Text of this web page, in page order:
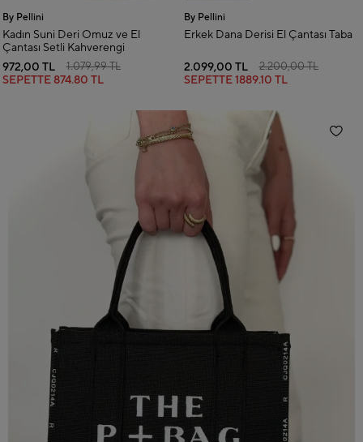
By Pellini
Kadın Suni Deri Omuz ve El
Çantası Setli Kahverengi
972,00 TL
1.079,99 TL
SEPETTE 874.80 TL
By Pellini
Erkek Dana Derisi El Çantası Taba
2.099,00 TL 2.200,00 TL
SEPETTE1889.10 TL